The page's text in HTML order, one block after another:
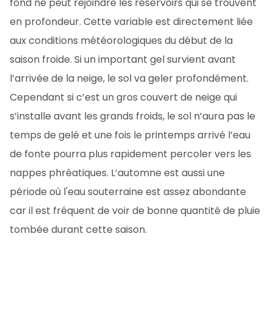
fond ne peut rejoindre les réservoirs qui se trouvent
en profondeur. Cette variable est directement liée
aux conditions météorologiques du début de la
saison froide. Si un important gel survient avant
l’arrivée de la neige, le sol va geler profondément.
Cependant si c’est un gros couvert de neige qui
s’installe avant les grands froids, le sol n’aura pas le
temps de gelé et une fois le printemps arrivé l’eau
de fonte pourra plus rapidement percoler vers les
nappes phréatiques. L’automne est aussi une
période où l'eau souterraine est assez abondante
car il est fréquent de voir de bonne quantité de pluie
tombée durant cette saison.